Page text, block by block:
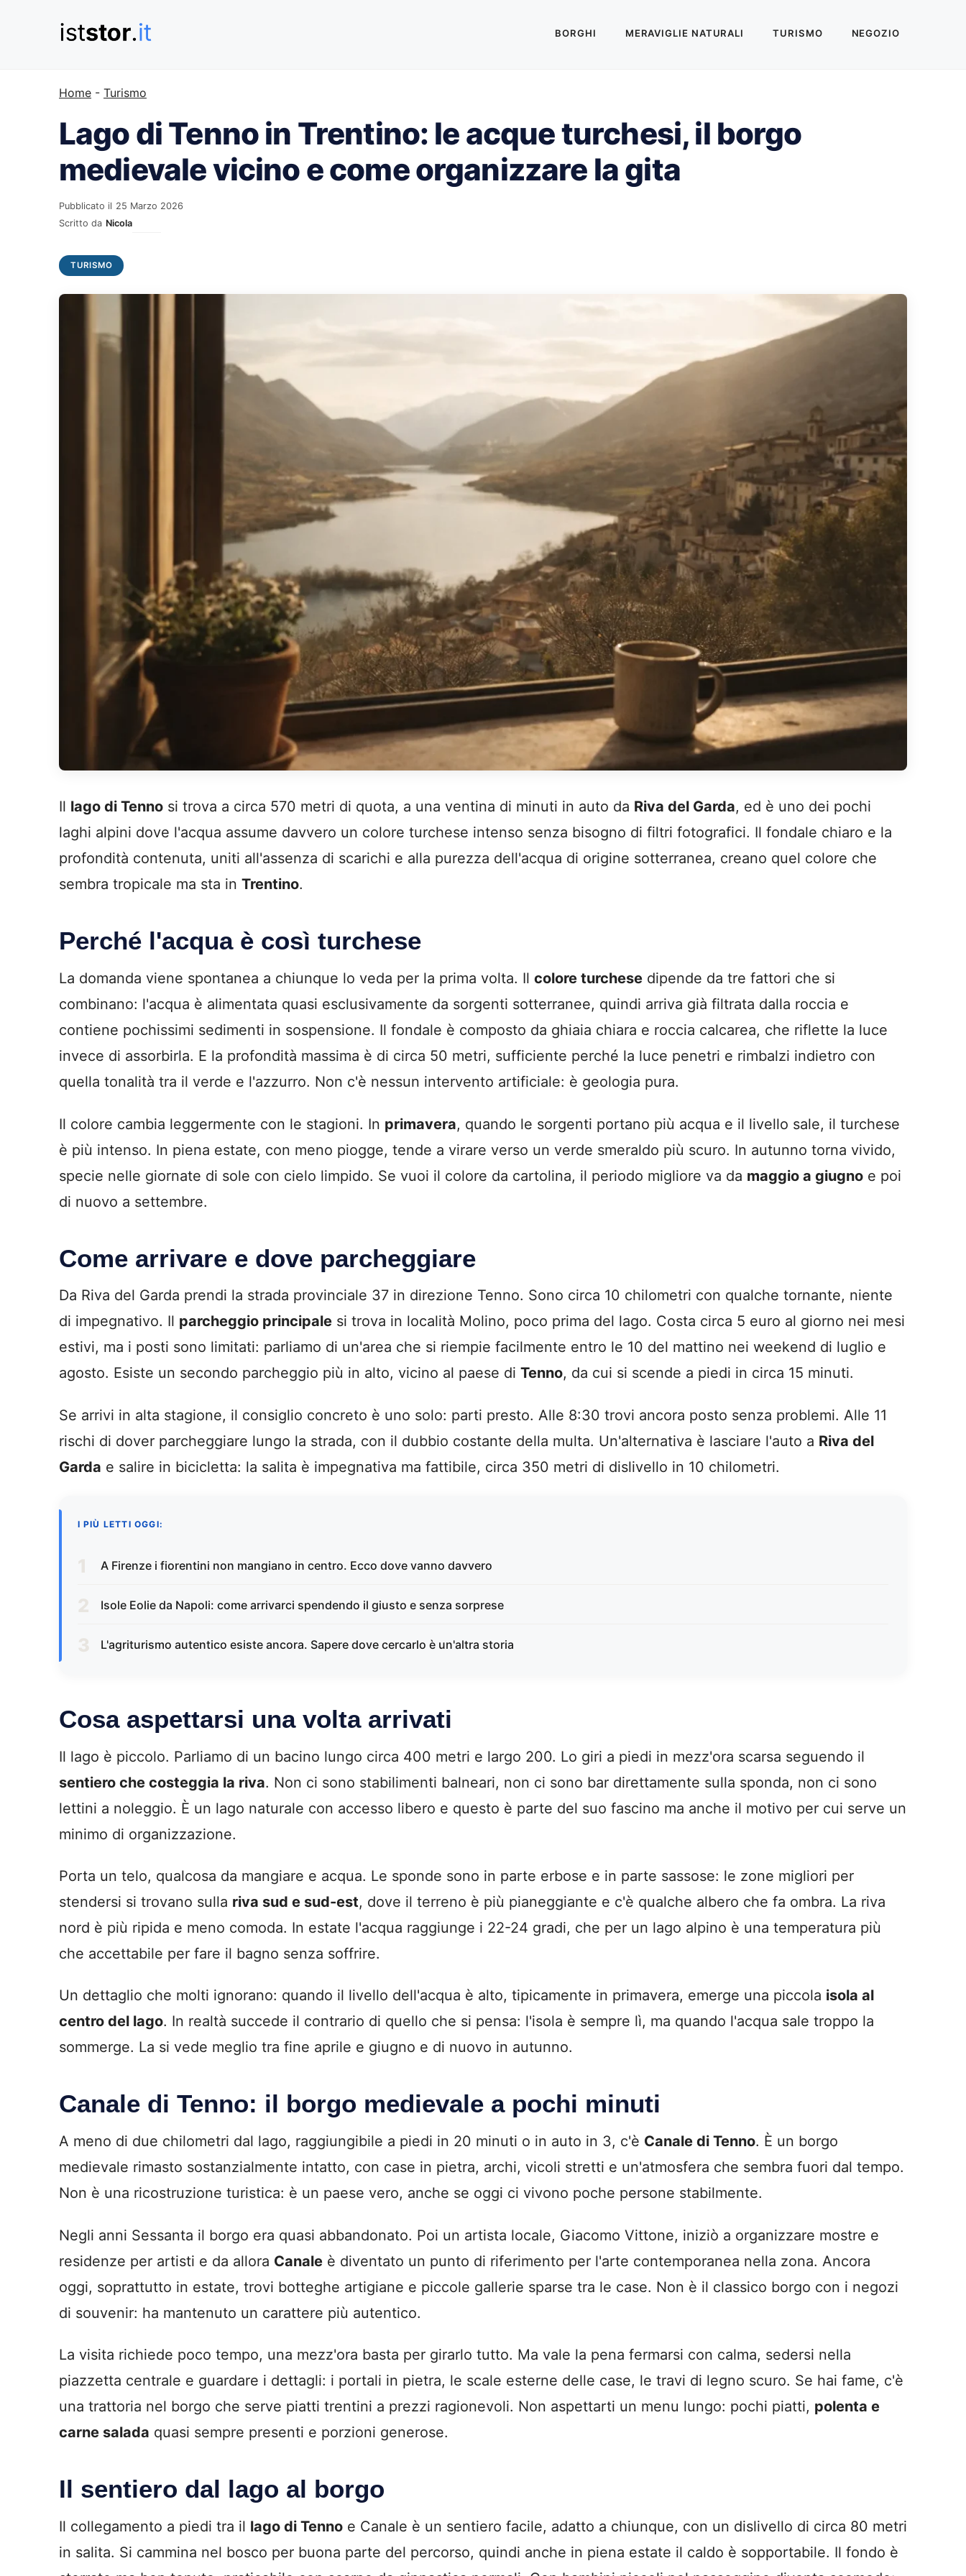
BORGHI MERAVIGLIE NATURALI TURISMO NEGOZIO
Home - Turismo
Lago di Tenno in Trentino: le acque turchesi, il borgo
medievale vicino e come organizzare la gita
Pubblicato il 25 Marzo 2026
Scritto da Nicola
TURISMO
Il lago di Tenno si trova a circa 570 metri di quota, a una ventina di minuti in auto da Riva del Garda, ed è uno dei pochi
laghi alpini dove l'acqua assume davvero un colore turchese intenso senza bisogno di filtri fotografici. Il fondale chiaro e la
profondità contenuta, uniti all'assenza di scarichi e alla purezza dell'acqua di origine sotterranea, creano quel colore che
sembra tropicale ma sta in Trentino.
Perché l'acqua è così turchese
La domanda viene spontanea a chiunque lo veda per la prima volta. Il colore turchese dipende da tre fattori che si
combinano: l'acqua è alimentata quasi esclusivamente da sorgenti sotterranee, quindi arriva già filtrata dalla roccia e
contiene pochissimi sedimenti in sospensione. Il fondale è composto da ghiaia chiara e roccia calcarea, che riflette la luce
invece di assorbirla. E la profondità massima è di circa 50 metri, sufficiente perché la luce penetri e rimbalzi indietro con
quella tonalità tra il verde e l'azzurro. Non c'è nessun intervento artificiale: è geologia pura.
Il colore cambia leggermente con le stagioni. In primavera, quando le sorgenti portano più acqua e il livello sale, il turchese
è più intenso. In piena estate, con meno piogge, tende a virare verso un verde smeraldo più scuro. In autunno torna vivido,
specie nelle giornate di sole con cielo limpido. Se vuoi il colore da cartolina, il periodo migliore va da maggio a giugno e poi
di nuovo a settembre.
Come arrivare e dove parcheggiare
Da Riva del Garda prendi la strada provinciale 37 in direzione Tenno. Sono circa 10 chilometri con qualche tornante, niente
di impegnativo. Il parcheggio principale si trova in località Molino, poco prima del lago. Costa circa 5 euro al giorno nei mesi
estivi, ma i posti sono limitati: parliamo di un'area che si riempie facilmente entro le 10 del mattino nei weekend di luglio e
agosto. Esiste un secondo parcheggio più in alto, vicino al paese di Tenno, da cui si scende a piedi in circa 15 minuti.
Se arrivi in alta stagione, il consiglio concreto è uno solo: parti presto. Alle 8:30 trovi ancora posto senza problemi. Alle 11
rischi di dover parcheggiare lungo la strada, con il dubbio costante della multa. Un'alternativa è lasciare l'auto a Riva del
Garda e salire in bicicletta: la salita è impegnativa ma fattibile, circa 350 metri di dislivello in 10 chilometri.
I PIÙ LETTI OGGI:
A Firenze i fiorentini non mangiano in centro. Ecco dove vanno davvero
Isole Eolie da Napoli: come arrivarci spendendo il giusto e senza sorprese
L'agriturismo autentico esiste ancora. Sapere dove cercarlo è un'altra storia
Cosa aspettarsi una volta arrivati
Il lago è piccolo. Parliamo di un bacino lungo circa 400 metri e largo 200. Lo giri a piedi in mezz'ora scarsa seguendo il
sentiero che costeggia la riva. Non ci sono stabilimenti balneari, non ci sono bar direttamente sulla sponda, non ci sono
lettini a noleggio. È un lago naturale con accesso libero e questo è parte del suo fascino ma anche il motivo per cui serve un
minimo di organizzazione.
Porta un telo, qualcosa da mangiare e acqua. Le sponde sono in parte erbose e in parte sassose: le zone migliori per
stendersi si trovano sulla riva sud e sud-est, dove il terreno è più pianeggiante e c'è qualche albero che fa ombra. La riva
nord è più ripida e meno comoda. In estate l'acqua raggiunge i 22-24 gradi, che per un lago alpino è una temperatura più
che accettabile per fare il bagno senza soffrire.
Un dettaglio che molti ignorano: quando il livello dell'acqua è alto, tipicamente in primavera, emerge una piccola isola al
centro del lago. In realtà succede il contrario di quello che si pensa: l'isola è sempre lì, ma quando l'acqua sale troppo la
sommerge. La si vede meglio tra fine aprile e giugno e di nuovo in autunno.
Canale di Tenno: il borgo medievale a pochi minuti
A meno di due chilometri dal lago, raggiungibile a piedi in 20 minuti o in auto in 3, c'è Canale di Tenno. È un borgo
medievale rimasto sostanzialmente intatto, con case in pietra, archi, vicoli stretti e un'atmosfera che sembra fuori dal tempo.
Non è una ricostruzione turistica: è un paese vero, anche se oggi ci vivono poche persone stabilmente.
Negli anni Sessanta il borgo era quasi abbandonato. Poi un artista locale, Giacomo Vittone, iniziò a organizzare mostre e
residenze per artisti e da allora Canale è diventato un punto di riferimento per l'arte contemporanea nella zona. Ancora
oggi, soprattutto in estate, trovi botteghe artigiane e piccole gallerie sparse tra le case. Non è il classico borgo con i negozi
di souvenir: ha mantenuto un carattere più autentico.
La visita richiede poco tempo, una mezz'ora basta per girarlo tutto. Ma vale la pena fermarsi con calma, sedersi nella
piazzetta centrale e guardare i dettagli: i portali in pietra, le scale esterne delle case, le travi di legno scuro. Se hai fame, c'è
una trattoria nel borgo che serve piatti trentini a prezzi ragionevoli. Non aspettarti un menu lungo: pochi piatti, polenta e
carne salada quasi sempre presenti e porzioni generose.
Il sentiero dal lago al borgo
Il collegamento a piedi tra il lago di Tenno e Canale è un sentiero facile, adatto a chiunque, con un dislivello di circa 80 metri
in salita. Si cammina nel bosco per buona parte del percorso, quindi anche in piena estate il caldo è sopportabile. Il fondo è